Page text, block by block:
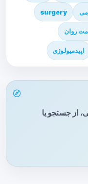
surgery
روان
اپیدمیولوژی
از جستجو یا